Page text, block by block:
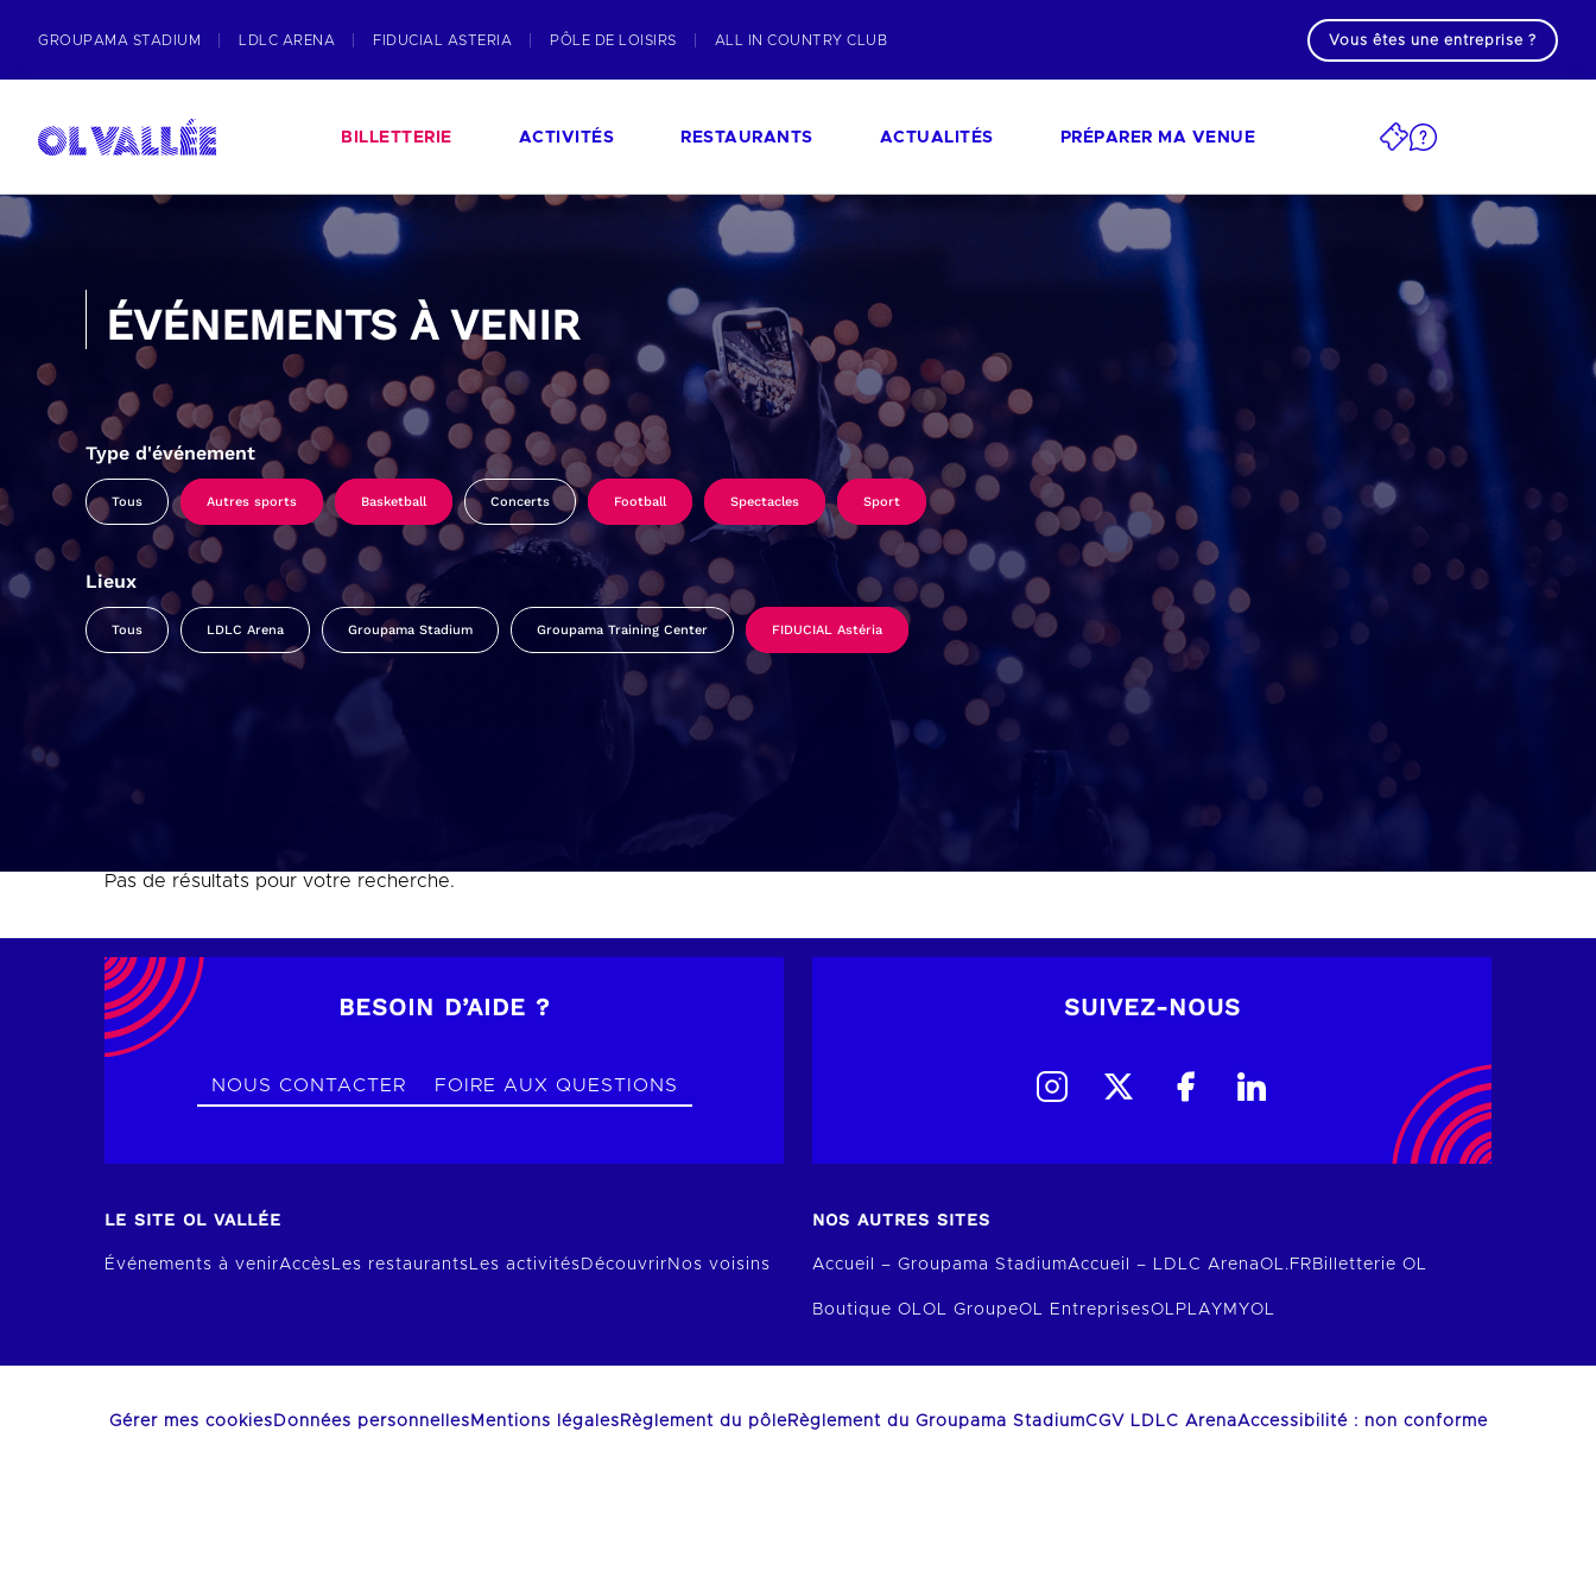
GROUPAMA STADIUM LDLC ARENA FIDUCIAL ASTERIA PÔLE DE LOISIRS ALL IN COUNTRY CLUB Vous êtes une entreprise ?
BILLETTERIE ACTIVITÉS RESTAURANTS ACTUALITÉS PRÉPARER MA VENUE
ÉVÉNEMENTS À VENIR
Type d'événement
Tous Autres sports Basketball Concerts Football Spectacles Sport
Lieux
Tous LDLC Arena Groupama Stadium Groupama Training Center FIDUCIAL Astéria
Pas de résultats pour votre recherche.
BESOIN D’AIDE ?
NOUS CONTACTER FOIRE AUX QUESTIONS
SUIVEZ-NOUS
LE SITE OL VALLÉE
Événements à venirAccèsLes restaurantsLes activités Découvrir Nos voisins
NOS AUTRES SITES
Accueil – Groupama StadiumAccueil – LDLC ArenaOL.FR Billetterie OL
Boutique OLOL GroupeOL EntreprisesOLPLAY MYOL
Gérer mes cookies Données personnelles Mentions légales Règlement du pôleRèglement du Groupama StadiumCGV LDLC ArenaAccessibilité : non conforme